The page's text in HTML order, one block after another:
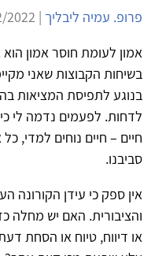
פרופ. עמיה ליבליך | 16/2/2022 | 2,224 צפיות |
אמון לעומת חוסר אמון
בשיחות הקבוצות שאני
בנוגע לתפיסת המציאות
לדחות. לפעמים נדמה לי כי
חיים – חיים נוחים למדי,
סביבנו.
אין ספק כי עידן הקורונה
והציבורית. האם יש מחלה
או דיווח, טיוח או הסחת